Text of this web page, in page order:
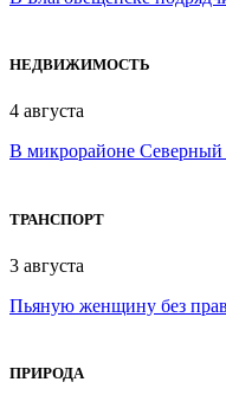
НЕДВИЖИМОСТЬ
4 августа
В микрорайоне Северный
ТРАНСПОРТ
3 августа
Пьяную женщину без прав
ПРИРОДА